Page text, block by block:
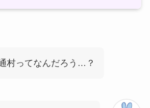
村ってなんだろう…？